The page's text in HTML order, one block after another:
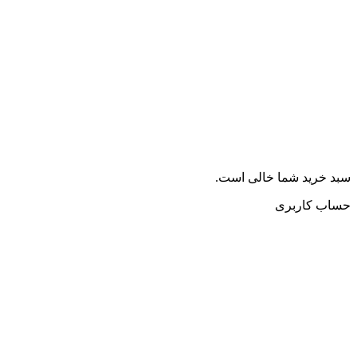
سبد خرید شما خالی است.
حساب کاربری